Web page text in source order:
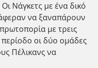
Νάγκετς με ένα δικό
να ξαναπάρουν
με τρεις
οι δύο ομάδες
Πέλικανς να